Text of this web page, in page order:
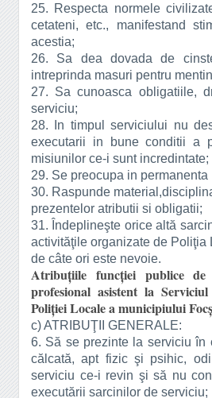
25. Respecta normele
cetateni, etc., manifestand
acestia;
26. Sa dea dovada de
intreprinda masuri pentru
27. Sa cunoasca obligatiile,
serviciu;
28. In timpul serviciului nu
executarii in bune conditii a
misiunilor ce-i sunt incredintate;
29. Se preocupa in
30. Raspunde
prezentelor atributii si obligatii;
31. Îndeplineşte orice altă
activităţile organizate de Poliţia
de câte ori este nevoie.
Atribuţiile funcției publice
profesional asistent la
Poliției Locale a municipiului
c) ATRIBUŢII GENERALE:
6. Să se prezinte la serviciu în
călcată, apt fizic şi psihic,
serviciu ce-i revin şi să nu
executării sarcinilor de serviciu;